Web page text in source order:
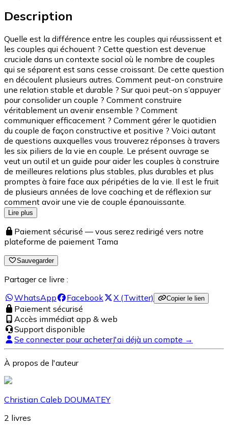
Description
Quelle est la différence entre les couples qui réussissent et
les couples qui échouent ? Cette question est devenue
cruciale dans un contexte social où le nombre de couples
qui se séparent est sans cesse croissant. De cette question
en découlent plusieurs autres. Comment peut-on construire
une relation stable et durable ? Sur quoi peut-on s’appuyer
pour consolider un couple ? Comment construire
véritablement un avenir ensemble ? Comment
communiquer efficacement ? Comment gérer le quotidien
du couple de façon constructive et positive ? Voici autant
de questions auxquelles vous trouverez réponses à travers
les six piliers de la vie en couple. Le présent ouvrage se
veut un outil et un guide pour aider les couples à construire
de meilleures relations plus stables, plus durables et plus
promptes à faire face aux péripéties de la vie. Il est le fruit
de plusieurs années de love coaching et de réflexion sur
comment avoir une vie de couple épanouissante.
Lire plus
Paiement sécurisé — vous serez redirigé vers notre
plateforme de paiement Tama
Sauvegarder
Partager ce livre :
WhatsApp
Facebook X (Twitter) Copier le lien
Paiement sécurisé
Accès immédiat app & web
Support disponible
Se connecter pour acheterJ'ai déjà un compte →
À propos de l'auteur
Christian Caleb DOUMATEY
2 livres